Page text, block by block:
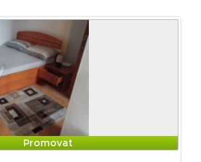
Promovat